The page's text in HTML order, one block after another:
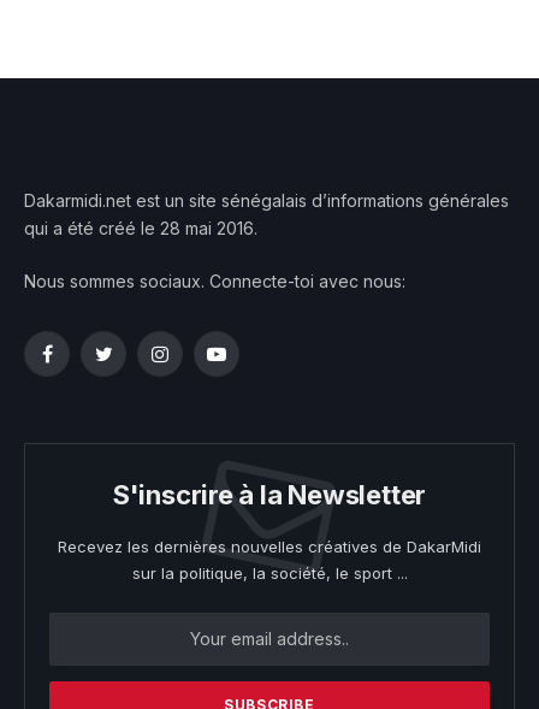
Dakarmidi.net est un site sénégalais d’informations générales
qui a été créé le 28 mai 2016.
Nous sommes sociaux. Connecte-toi avec nous:
FacebookTwitterInstagramYouTube
S'inscrire à la Newsletter
Recevez les dernières nouvelles créatives de DakarMidi
sur la politique, la société, le sport ...